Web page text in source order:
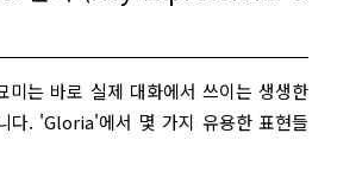
미는 바로 실제 대화에서 쓰이는 생생한
다. 'Gloria'에서 몇 가지 유용한 표현들